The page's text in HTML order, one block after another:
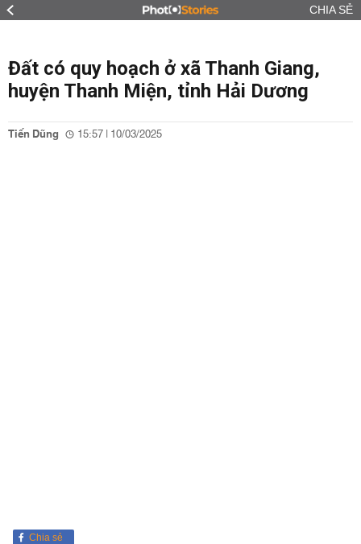
CHIA SẺ
Đất có quy hoạch ở xã Thanh Giang,
huyện Thanh Miện, tỉnh Hải Dương
Tiến Dũng 15:57 | 10/03/2025
Chia sẻ